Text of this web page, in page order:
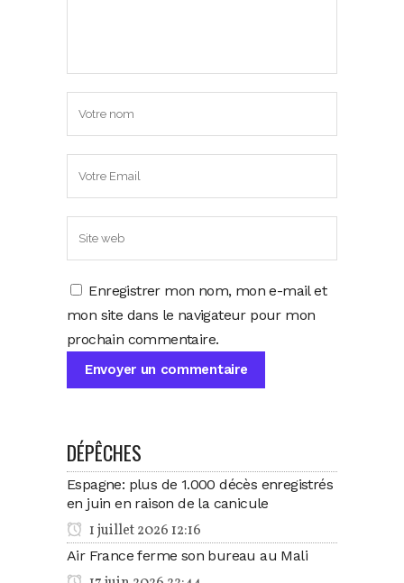
Enregistrer mon nom, mon e-mail et
mon site dans le navigateur pour mon
prochain commentaire.
DÉPÊCHES
Espagne: plus de 1.000 décès enregistrés
en juin en raison de la canicule
1 juillet 2026 12:16
Air France ferme son bureau au Mali